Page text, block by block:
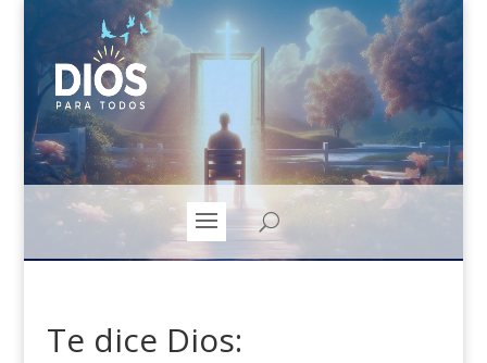
Te dice Dios: